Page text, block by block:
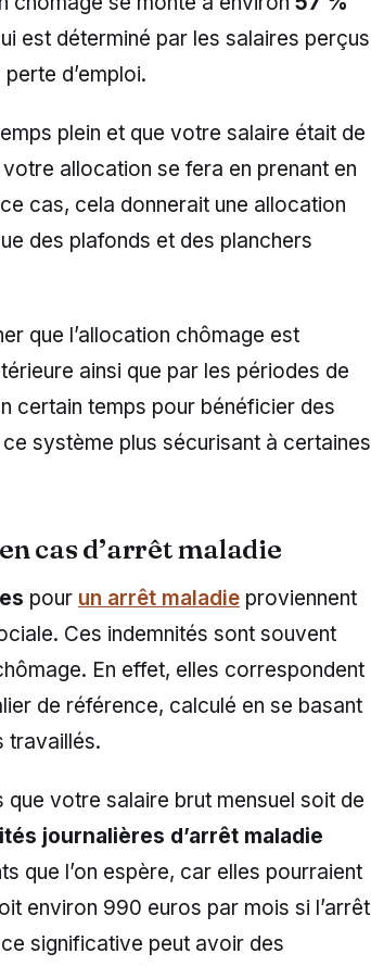
est déterminé par les salaires perçus
d’emploi.
plein et que votre salaire était de
allocation se fera en prenant en
cas, cela donnerait une allocation
des plafonds et des planchers
que l’allocation chômage est
ainsi que par les périodes de
certain temps pour bénéficier des
système plus sécurisant à certaines
cas d’arrêt maladie
pour un arrêt maladie proviennent
Ces indemnités sont souvent
En effet, elles correspondent
de référence, calculé en se basant
travaillés.
votre salaire brut mensuel soit de
journalières d’arrêt maladie
que l’on espère, car elles pourraient
environ 990 euros par mois si l’arrêt
significative peut avoir des